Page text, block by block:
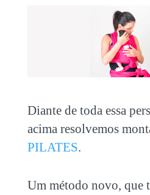
Diante de toda essa
acima resolvemos
PILATES.
Um método novo, que